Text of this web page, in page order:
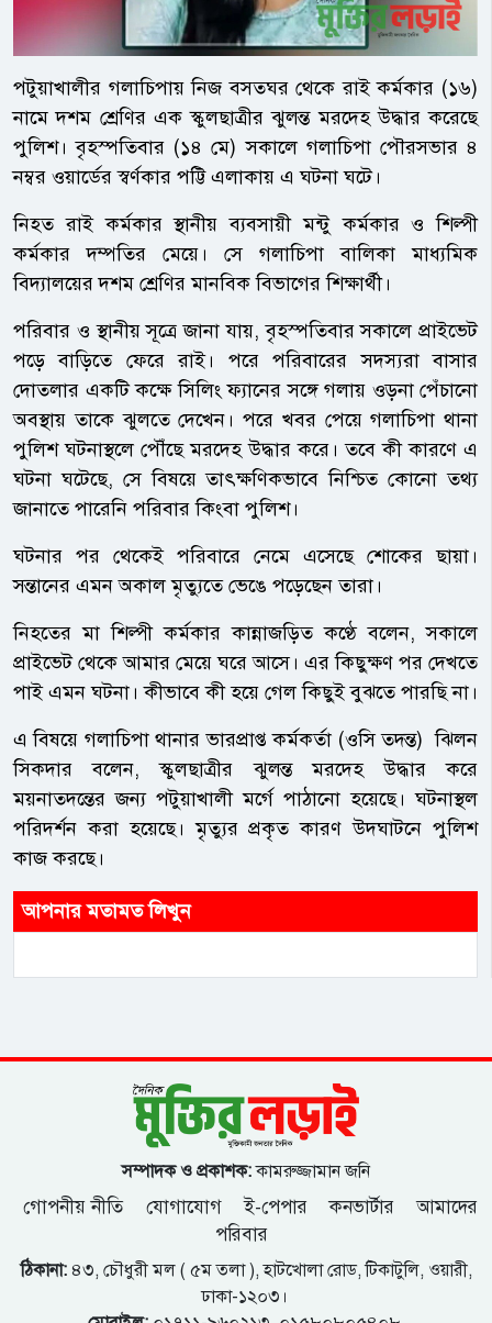
পটুয়াখালীর গলাচিপায় নিজ বসতঘর থেকে রাই কর্মকার (১৬)
নামে দশম শ্রেণির এক স্কুলছাত্রীর ঝুলন্ত মরদেহ উদ্ধার করেছে
পুলিশ। বৃহস্পতিবার (১৪ মে) সকালে গলাচিপা পৌরসভার ৪
নম্বর ওয়ার্ডের স্বর্ণকার পট্টি এলাকায় এ ঘটনা ঘটে।
নিহত রাই কর্মকার স্থানীয় ব্যবসায়ী মন্টু কর্মকার ও শিল্পী
কর্মকার দম্পতির মেয়ে। সে গলাচিপা বালিকা মাধ্যমিক
বিদ্যালয়ের দশম শ্রেণির মানবিক বিভাগের শিক্ষার্থী।
পরিবার ও স্থানীয় সূত্রে জানা যায়, বৃহস্পতিবার সকালে প্রাইভেট
পড়ে বাড়িতে ফেরে রাই। পরে পরিবারের সদস্যরা বাসার
দোতলার একটি কক্ষে সিলিং ফ্যানের সঙ্গে গলায় ওড়না পেঁচানো
অবস্থায় তাকে ঝুলতে দেখেন। পরে খবর পেয়ে গলাচিপা থানা
পুলিশ ঘটনাস্থলে পৌঁছে মরদেহ উদ্ধার করে। তবে কী কারণে এ
ঘটনা ঘটেছে, সে বিষয়ে তাৎক্ষণিকভাবে নিশ্চিত কোনো তথ্য
জানাতে পারেনি পরিবার কিংবা পুলিশ।
ঘটনার পর থেকেই পরিবারে নেমে এসেছে শোকের ছায়া।
সন্তানের এমন অকাল মৃত্যুতে ভেঙে পড়েছেন তারা।
নিহতের মা শিল্পী কর্মকার কান্নাজড়িত কণ্ঠে বলেন, সকালে
প্রাইভেট থেকে আমার মেয়ে ঘরে আসে। এর কিছুক্ষণ পর দেখতে
পাই এমন ঘটনা। কীভাবে কী হয়ে গেল কিছুই বুঝতে পারছি না।
এ বিষয়ে গলাচিপা থানার ভারপ্রাপ্ত কর্মকর্তা (ওসি তদন্ত) ঝিলন
সিকদার বলেন, স্কুলছাত্রীর ঝুলন্ত মরদেহ উদ্ধার করে
ময়নাতদন্তের জন্য পটুয়াখালী মর্গে পাঠানো হয়েছে। ঘটনাস্থল
পরিদর্শন করা হয়েছে। মৃত্যুর প্রকৃত কারণ উদঘাটনে পুলিশ
কাজ করছে।
আপনার মতামত লিখুন
সম্পাদক ও প্রকাশক:কামরুজ্জামান জনি
গোপনীয় নীতি যোগাযোগ ই-পেপার কনভার্টার
আমাদের
পরিবার
ঠিকানা:৪৩, চৌধুরী মল ( ৫ম তলা ), হাটখোলা রোড, টিকাটুলি, ওয়ারী,
ঢাকা-১২০৩।